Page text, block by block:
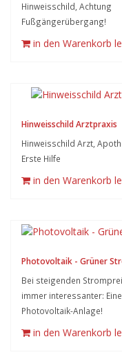
Hinweisschild, Achtung
Fußgängerübergang!
in den Warenkorb
Hinweisschild Arztpraxis
Hinweisschild Arzt,
Erste Hilfe
in den Warenkorb
Photovoltaik - Grüner
Bei steigenden
immer interessanter: Eine
Photovoltaik-Anlage!
in den Warenkorb